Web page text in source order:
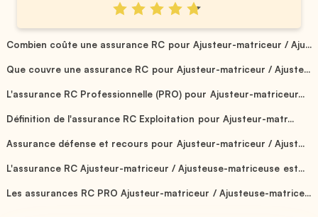
Combien coûte une assurance RC pour Ajusteur-matriceur / Aju...
Que couvre une assurance RC pour Ajusteur-matriceur / Ajuste...
L'assurance RC Professionnelle (PRO) pour Ajusteur-matriceur...
Définition de l'assurance RC Exploitation pour Ajusteur-matr...
Assurance défense et recours pour Ajusteur-matriceur / Ajust...
L'assurance RC Ajusteur-matriceur / Ajusteuse-matriceuse est...
Les assurances RC PRO Ajusteur-matriceur / Ajusteuse-matrice...